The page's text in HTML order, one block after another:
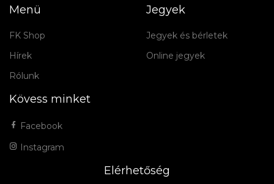
Menü
FK Shop
Hírek
Rólunk
Jegyek
Jegyek és bérletek
Online jegyek
Kövess minket
Facebook
Instagram
Elérhetőség